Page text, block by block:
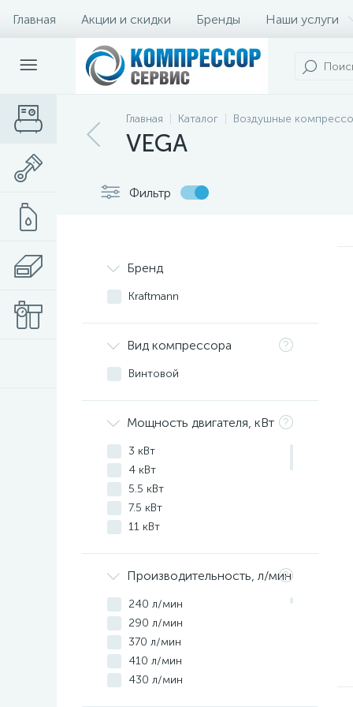
Главная Акции и скидки Бренды Наши услуги
Главная Каталог Воздушные
VEGA
Фильтр
Бренд
Kraftmann
Вид компрессора
Винтовой
Мощность двигателя, кВт
3 кВт
4 кВт
5.5 кВт
7.5 кВт
11 кВт
22 кВт
30 кВт
37 кВт
45 кВт
55 кВт
75 кВт
Производительность, л/мин
240 л/мин
290 л/мин
370 л/мин
410 л/мин
430 л/мин